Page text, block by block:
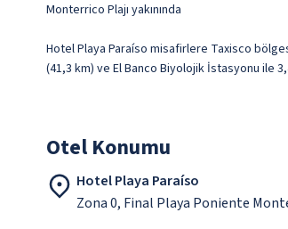
Monterrico Plajı yakınında
Hotel Playa Paraíso misafirlere Taxisco
(41,3 km) ve El Banco Biyolojik İstasyonu ile
Otel Konumu
Hotel Playa Paraíso
Zona 0, Final Playa Poniente